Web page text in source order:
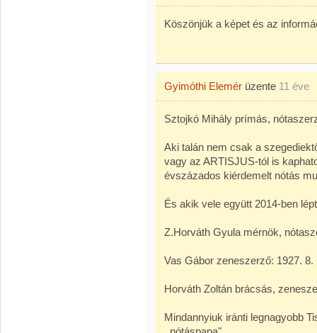
Köszönjük a képet és az
Gyimóthi Elemér üzente 11 éve
Sztojkó Mihály prímás,
Aki talán nem csak a
vagy az ARTISJUS-tól is
évszázados kiérdemelt nótás
És akik vele együtt 2014-ben
Z.Horváth Gyula mérnök,
Vas Gábor zeneszerző: 1927.
Horváth Zoltán brácsás,
Mindannyiuk iránti legnagyobb